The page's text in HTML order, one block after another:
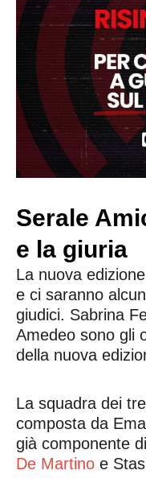
Serale
e la giuria
La nuova
e ci saranno
giudici. Sabrina
Amedeo sono gli
della nuova
La squadra dei
composta da
già componente
De Martino e